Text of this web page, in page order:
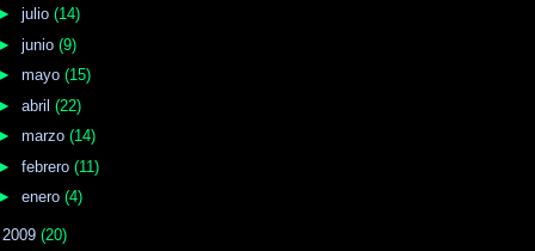
julio (14)
junio (9)
mayo (15)
abril (22)
marzo (14)
febrero (11)
enero (4)
2009 (20)